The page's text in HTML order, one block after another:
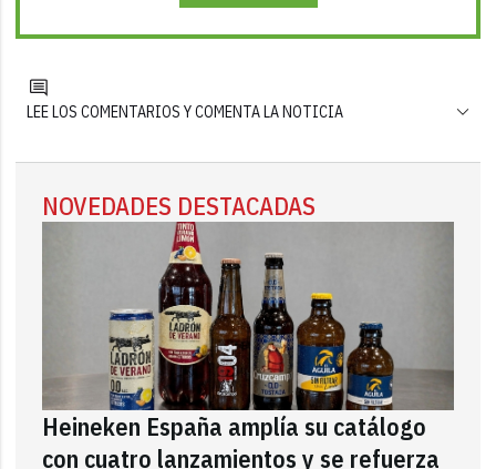
LEE LOS COMENTARIOS Y COMENTA LA NOTICIA
NOVEDADES DESTACADAS
Heineken España amplía su catálogo
con cuatro lanzamientos y se refuerza